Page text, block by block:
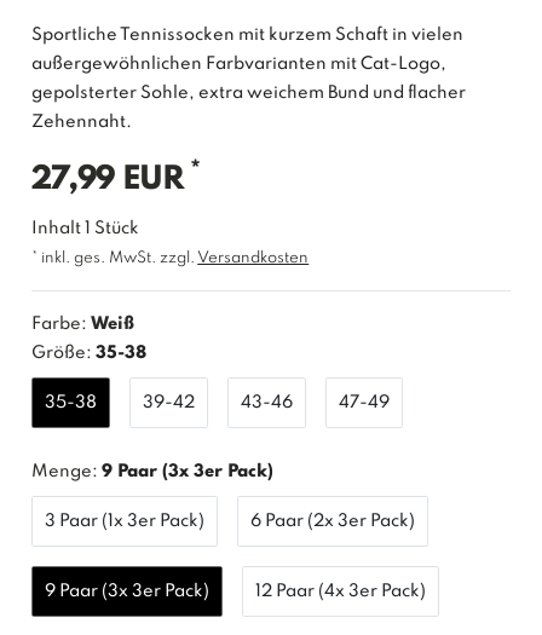
Sportliche Tennissocken mit kurzem Schaft in vielen
außergewöhnlichen Farbvarianten mit Cat-Logo,
gepolsterter Sohle, extra weichem Bund und flacher
Zehennaht.
27,99 EUR *
Inhalt1Stück
* inkl. ges. MwSt. zzgl. Versandkosten
Farbe:Weiß
Größe: 35-38
35-38 39-42 43-46 47-49
Menge: 9 Paar (3x 3er Pack)
3 Paar (1x 3er Pack) 6 Paar (2x 3er Pack)
9 Paar (3x 3er Pack) 12 Paar (4x 3er Pack)